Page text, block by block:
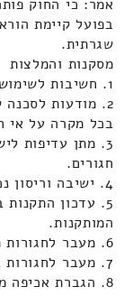
אמר: כי החוק
בפועל קיימת
שגרתית.
מסקנות והמלצות
1. חשיבות לשימוש בחגורות בטיחות בכל נסיעה.
2. מודעות
בכל מקרה על אי
3. מתן עדיפות
חגורים.
4. ישיבה וריסון נכון של חגורות הבטיחות.
5. עדכון
המותקנות.
6. מעבר לחגורות מסוג 3 נקודות באוטובוסים.
7. מעבר לחגורות 4 נקודות ברכב נוסעים.
8. הגברת אכיפה משטרתית על חגירת חגורות בטיחות.